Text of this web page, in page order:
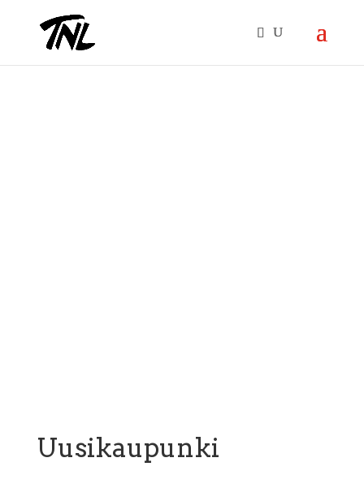
Uusikaupunki